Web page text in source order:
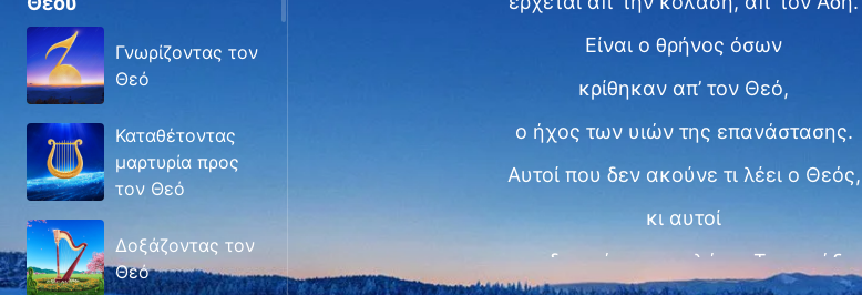
Γνωρίζοντας τον
Θεό
Καταθέτοντας
μαρτυρία προς
τον Θεό
Δοξάζοντας τον
Θεό
Είναι ο θρήνος όσων
κρίθηκαν απ’ τον Θεό,
ο ήχος των υιών της επανάστασης.
Αυτοί που δεν ακούνε τι λέει ο Θεός,
κι αυτοί
που δεν κάνουν τα λόγια Του πράξη,